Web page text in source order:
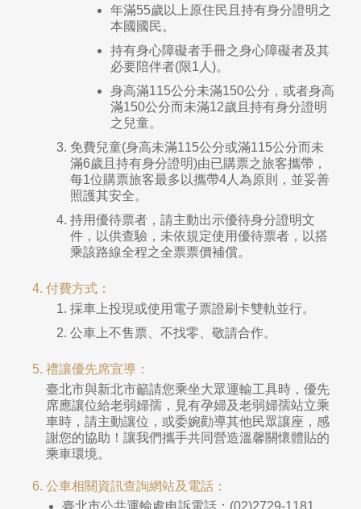
年滿55歲以上原住民且持有身分證明之
本國國民。
持有身心障礙者手冊之身心障礙者及其
必要陪伴者(限1人)。
身高滿115公分未滿150公分，或者身高
滿150公分而未滿12歲且持有身分證明
之兒童。
免費兒童(身高未滿115公分或滿115公分而未
滿6歲且持有身分證明)由已購票之旅客攜帶，
每1位購票旅客最多以攜帶4人為原則，並妥善
照護其安全。
持用優待票者，請主動出示優待身分證明文
件，以供查驗，未依規定使用優待票者，以搭
乘該路線全程之全票票價補償。
付費方式：
採車上投現或使用電子票證刷卡雙軌並行。
公車上不售票、不找零、敬請合作。
禮讓優先席宣導：
臺北市與新北市籲請您乘坐大眾運輸工具時，優先
席應讓位給老弱婦孺，見有孕婦及老弱婦孺站立乘
車時，請主動讓位，或委婉勸導其他民眾讓座，感
謝您的協助！讓我們攜手共同營造溫馨關懷體貼的
乘車環境。
公車相關資訊查詢網站及電話：
臺北市公共運輸處申訴電話：(02)2729-1181、